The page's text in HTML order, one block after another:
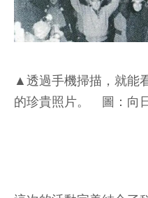
▲透過手機掃描，就能
的珍貴照片。 圖：向